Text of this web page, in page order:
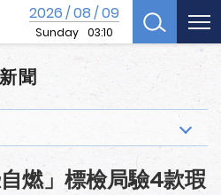
2026/08/09
Sunday 03:10
聞
燃」標檢局驗4款瑕